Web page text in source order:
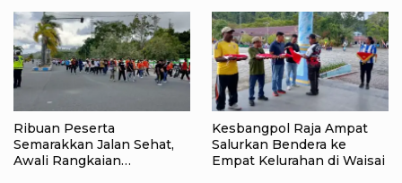
Ribuan Peserta
Semarakkan Jalan Sehat,
Awali Rangkaian
Kesbangpol Raja Ampat
Salurkan Bendera ke
Empat Kelurahan di Waisai